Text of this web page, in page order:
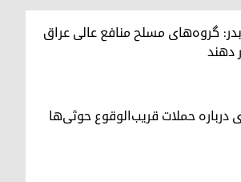
گروه‌های مسلح منافع عالی عراق
دهند
حملات قریب‌الوقوع حوثی‌ها